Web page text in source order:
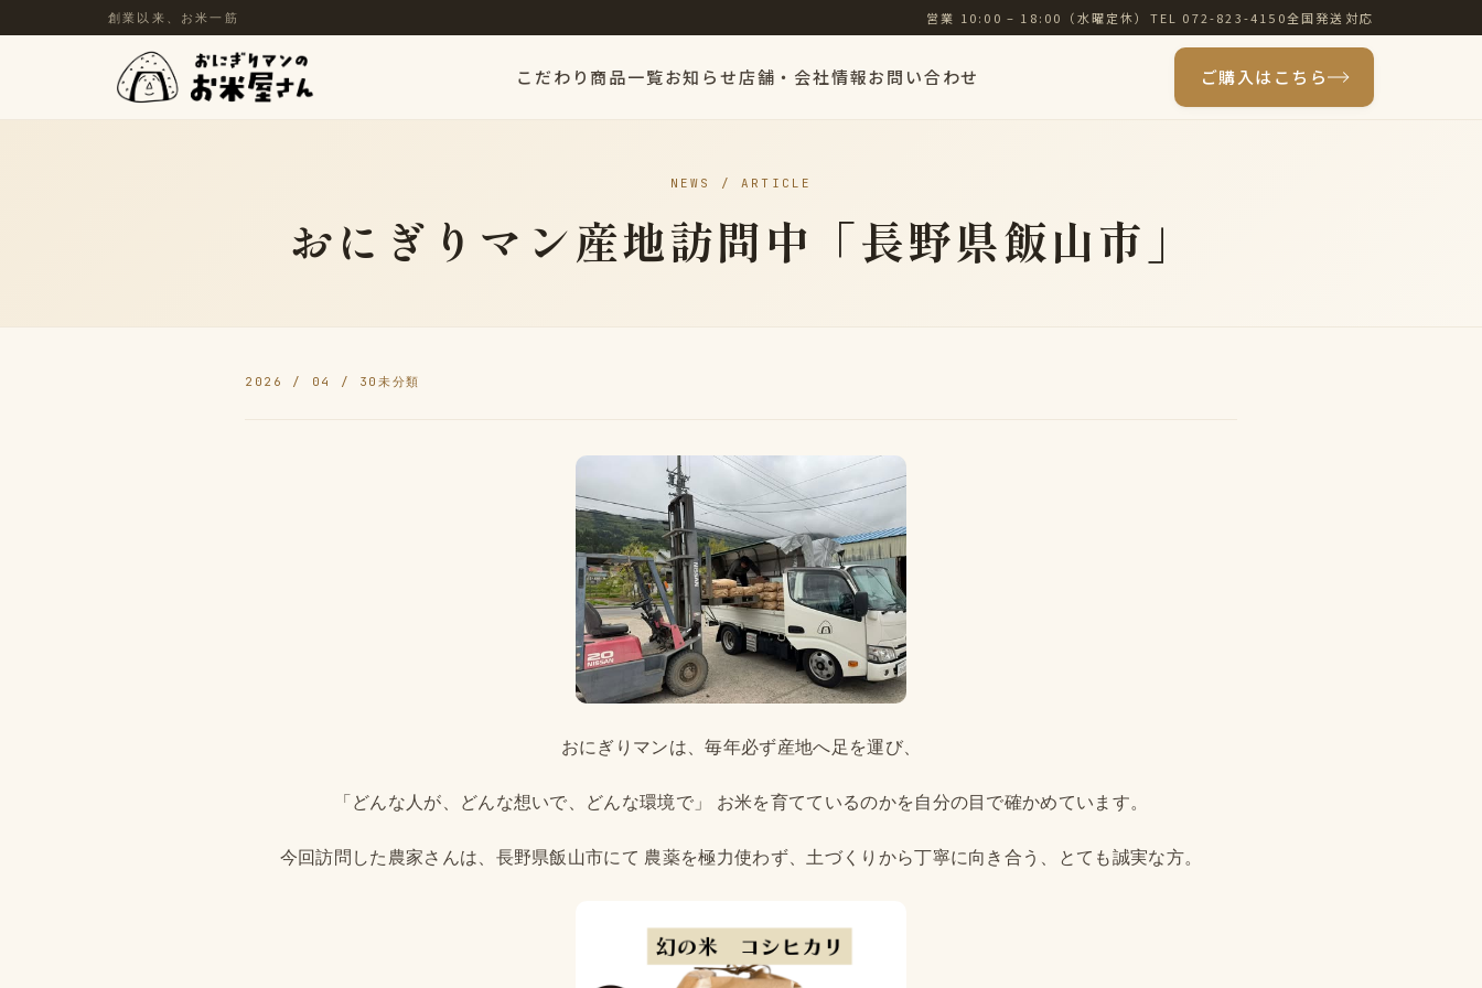
創業以来、お米一筋 営業 10:00 – 18:00（水曜定休） TEL 072-823-4150全国発送対応
こだわり 商品一覧お知らせ店舗・会社情報お問い合わせ ご購入はこちら
NEWS / ARTICLE
おにぎりマン産地訪問中「長野県飯山市」
2026 / 04 / 30未分類
おにぎりマンは、毎年必ず産地へ足を運び、
「どんな人が、どんな想いで、どんな環境で」 お米を育てているのかを自分の目で確かめています。
今回訪問した農家さんは、長野県飯山市にて 農薬を極力使わず、土づくりから丁寧に向き合う、とても誠実な方。